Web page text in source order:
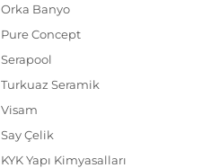
Orka Banyo
Pure Concept
Serapool
Turkuaz Seramik
Visam
Say Çelik
KYK Yapı Kimyasalları